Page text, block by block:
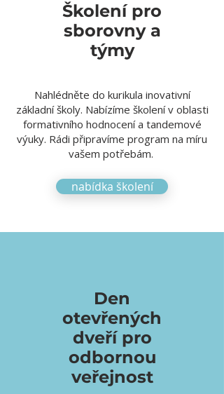
Školení pro
sborovny a
týmy
Nahlédněte do kurikula inovativní
základní školy. Nabízíme školení v oblasti
formativního hodnocení a tandemové
výuky. Rádi připravíme program na míru
vašem potřebám.
nabídka školení
Den
otevřených
dveří pro
odbornou
veřejnost